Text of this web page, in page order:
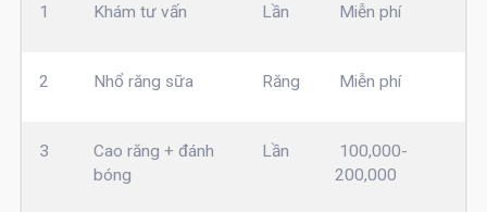
1 Khám tư vấn Lần Miễn phí
2 Nhổ răng sữa Răng Miễn phí
3
Cao răng + đánh
bóng
Lần
100,000-
200,000